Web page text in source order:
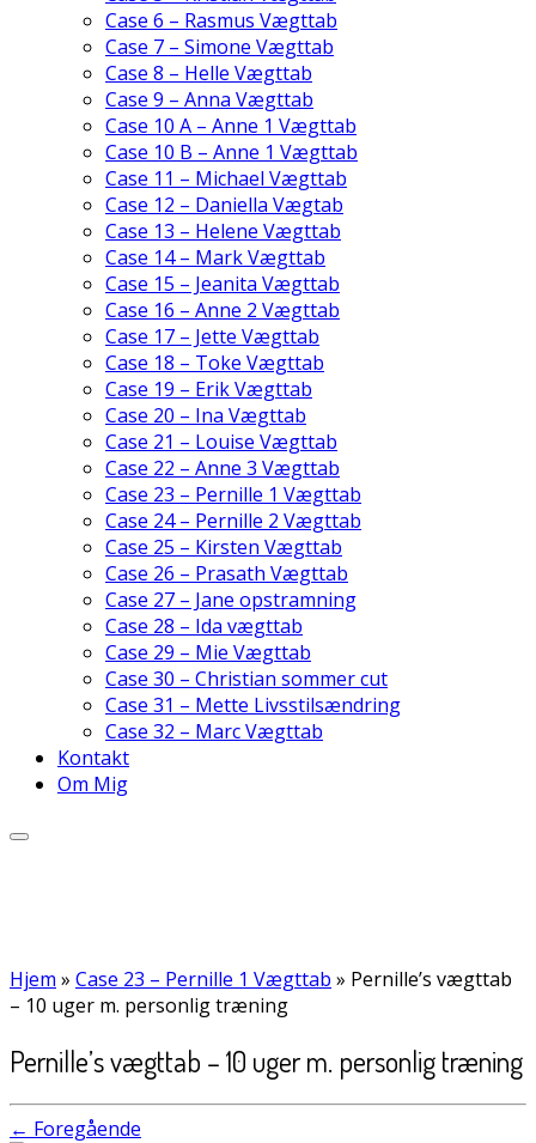
Case 6 – Rasmus Vægttab
Case 7 – Simone Vægttab
Case 8 – Helle Vægttab
Case 9 – Anna Vægttab
Case 10 A – Anne 1 Vægttab
Case 10 B – Anne 1 Vægttab
Case 11 – Michael Vægttab
Case 12 – Daniella Vægtab
Case 13 – Helene Vægttab
Case 14 – Mark Vægttab
Case 15 – Jeanita Vægttab
Case 16 – Anne 2 Vægttab
Case 17 – Jette Vægttab
Case 18 – Toke Vægttab
Case 19 – Erik Vægttab
Case 20 – Ina Vægttab
Case 21 – Louise Vægttab
Case 22 – Anne 3 Vægttab
Case 23 – Pernille 1 Vægttab
Case 24 – Pernille 2 Vægttab
Case 25 – Kirsten Vægttab
Case 26 – Prasath Vægttab
Case 27 – Jane opstramning
Case 28 – Ida vægttab
Case 29 – Mie Vægttab
Case 30 – Christian sommer cut
Case 31 – Mette Livsstilsændring
Case 32 – Marc Vægttab
Kontakt
Om Mig
Hjem » Case 23 – Pernille 1 Vægttab » Pernille’s vægttab
– 10 uger m. personlig træning
Pernille’s vægttab – 10 uger m. personlig træning
← Foregående